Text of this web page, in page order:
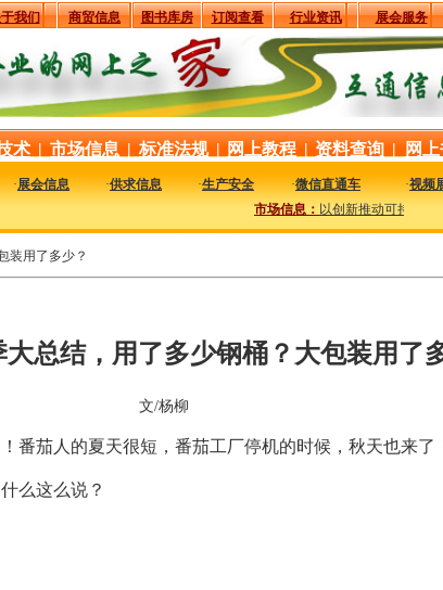
我们 商贸信息 图书库房 订阅查看 行业资讯 展会服务
术 | 市场信息 | 标准法规 | 网上教程 | 资料查询 | 网
·展会信息 ·供求信息 ·生产安全 ·微信直通车 ·视频
市场信息：以创新推动可持续发展
装用了多少？
大总结，用了多少钢桶？大包装用了
文/杨柳
番茄人的夏天很短，番茄工厂停机的时候，秋天也来了
么这么说？